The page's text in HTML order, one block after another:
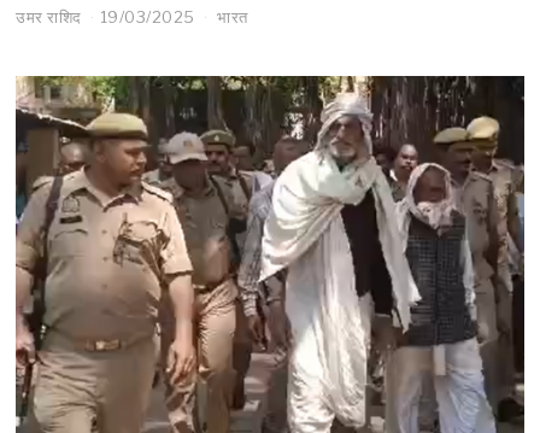
उमर राशिद 19/03/2025 भारत